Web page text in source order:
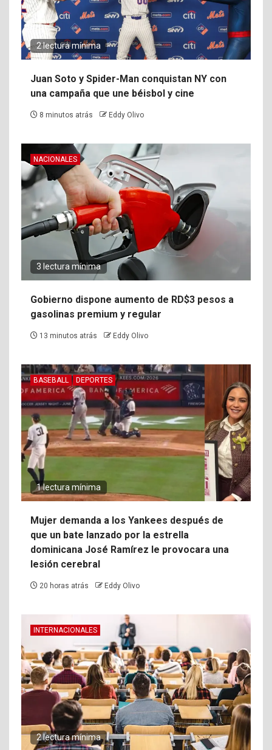
2 lectura mínima
Juan Soto y Spider-Man conquistan NY con
una campaña que une béisbol y cine
8 minutos atrás Eddy Olivo
NACIONALES
3 lectura mínima
Gobierno dispone aumento de RD$3 pesos a
gasolinas premium y regular
13 minutos atrás Eddy Olivo
BASEBALL DEPORTES
1 lectura mínima
Mujer demanda a los Yankees después de
que un bate lanzado por la estrella
dominicana José Ramírez le provocara una
lesión cerebral
20 horas atrás Eddy Olivo
INTERNACIONALES
2 lectura mínima